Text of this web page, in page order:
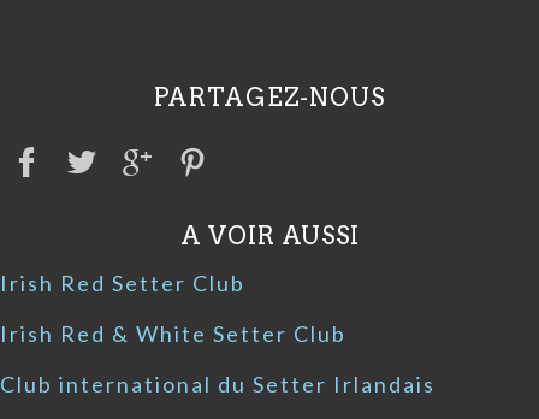
PARTAGEZ-NOUS
A VOIR AUSSI
Irish Red Setter Club
Irish Red & White Setter Club
Club international du Setter Irlandais